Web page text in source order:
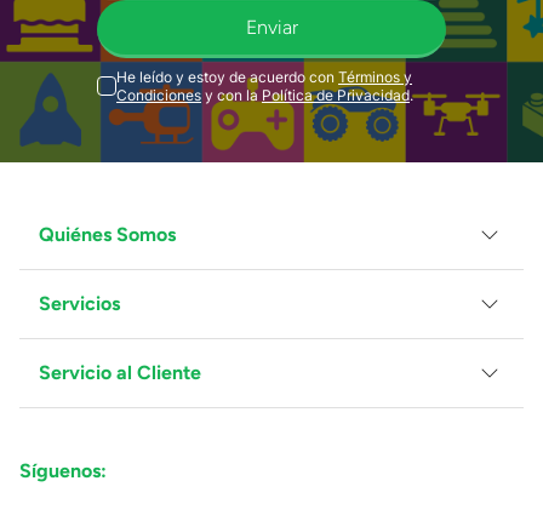
Enviar
He leído y estoy de acuerdo con Términos y
Condiciones y con la Política de Privacidad.
Quiénes Somos
Grupo Juguetron
Localiza tu tienda
Blog
Servicios
Facturación
Proveedores
Servicio al Cliente
Preguntas Frecuentes
Síguenos: